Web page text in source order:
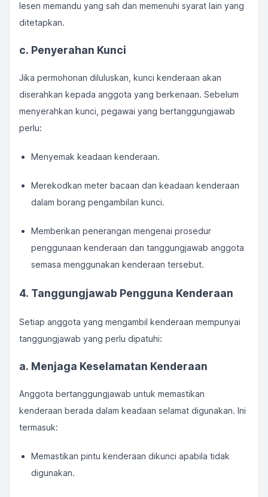
lesen memandu yang sah dan memenuhi syarat lain yang
ditetapkan.
c. Penyerahan Kunci
Jika permohonan diluluskan, kunci kenderaan akan
diserahkan kepada anggota yang berkenaan. Sebelum
menyerahkan kunci, pegawai yang bertanggungjawab
perlu:
Menyemak keadaan kenderaan.
Merekodkan meter bacaan dan keadaan kenderaan
dalam borang pengambilan kunci.
Memberikan penerangan mengenai prosedur
penggunaan kenderaan dan tanggungjawab anggota
semasa menggunakan kenderaan tersebut.
4. Tanggungjawab Pengguna Kenderaan
Setiap anggota yang mengambil kenderaan mempunyai
tanggungjawab yang perlu dipatuhi:
a. Menjaga Keselamatan Kenderaan
Anggota bertanggungjawab untuk memastikan
kenderaan berada dalam keadaan selamat digunakan. Ini
termasuk:
Memastikan pintu kenderaan dikunci apabila tidak
digunakan.